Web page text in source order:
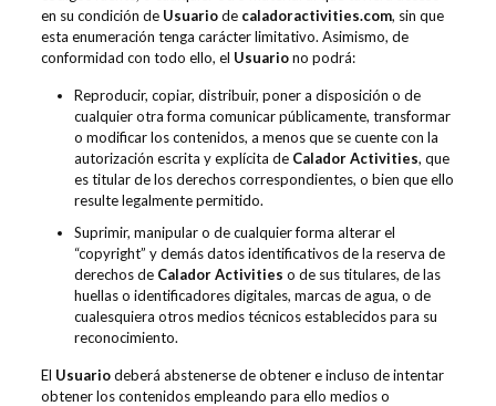
en su condición de Usuariode caladoractivities.com, sin que
esta enumeración tenga carácter limitativo. Asimismo, de
conformidad con todo ello, el Usuariono podrá:
Reproducir, copiar, distribuir, poner a disposición o de
cualquier otra forma comunicar públicamente, transformar
o modificar los contenidos, a menos que se cuente con la
autorización escrita y explícita de Calador Activities, que
es titular de los derechos correspondientes, o bien que ello
resulte legalmente permitido.
Suprimir, manipular o de cualquier forma alterar el
“copyright” y demás datos identificativos de la reserva de
derechos de Calador Activities o de sus titulares, de las
huellas o identificadores digitales, marcas de agua, o de
cualesquiera otros medios técnicos establecidos para su
reconocimiento.
El Usuariodeberá abstenerse de obtener e incluso de intentar
obtener los contenidos empleando para ello medios o